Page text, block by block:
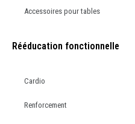
Accessoires pour tables
Rééducation fonctionnelle
Cardio
Renforcement